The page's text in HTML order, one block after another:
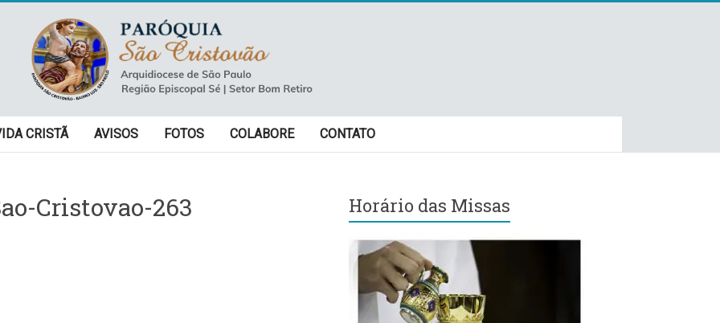
CRISTÃ AVISOS FOTOS COLABORE CONTATO
Cristovao-263 Horário das Missas